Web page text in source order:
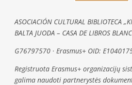
ASOCIACIÓN CULTURAL BIBLIOTECA
BALTA JUODA – CASA DE LIBROS
G76797570 · Erasmus+ OID:
Registruota Erasmus+ organizacijų
galima naudoti partnerystės